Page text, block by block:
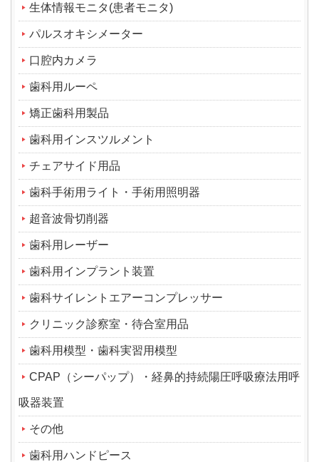
生体情報モニタ(患者モニタ)
パルスオキシメーター
口腔内カメラ
歯科用ルーペ
矯正歯科用製品
歯科用インスツルメント
チェアサイド用品
歯科手術用ライト・手術用照明器
超音波骨切削器
歯科用レーザー
歯科用インプラント装置
歯科サイレントエアーコンプレッサー
クリニック診察室・待合室用品
歯科用模型・歯科実習用模型
CPAP（シーパップ）・経鼻的持続陽圧呼吸療法用呼
吸器装置
その他
歯科用ハンドピース